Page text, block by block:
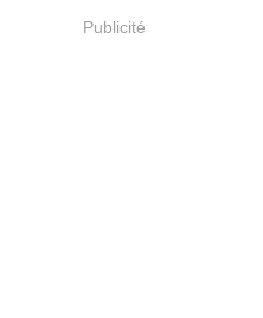
Publicité